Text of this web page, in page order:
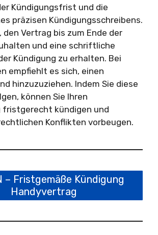
Kündigungsfrist und die
präzisen Kündigungsschreibens.
Vertrag bis zum Ende der
und eine schriftliche
Kündigung zu erhalten. Bei
empfiehlt es sich, einen
hinzuzuziehen. Indem Sie diese
können Sie Ihren
fristgerecht kündigen und
Konflikten vorbeugen.
– Fristgemäße Kündigung
Handyvertrag